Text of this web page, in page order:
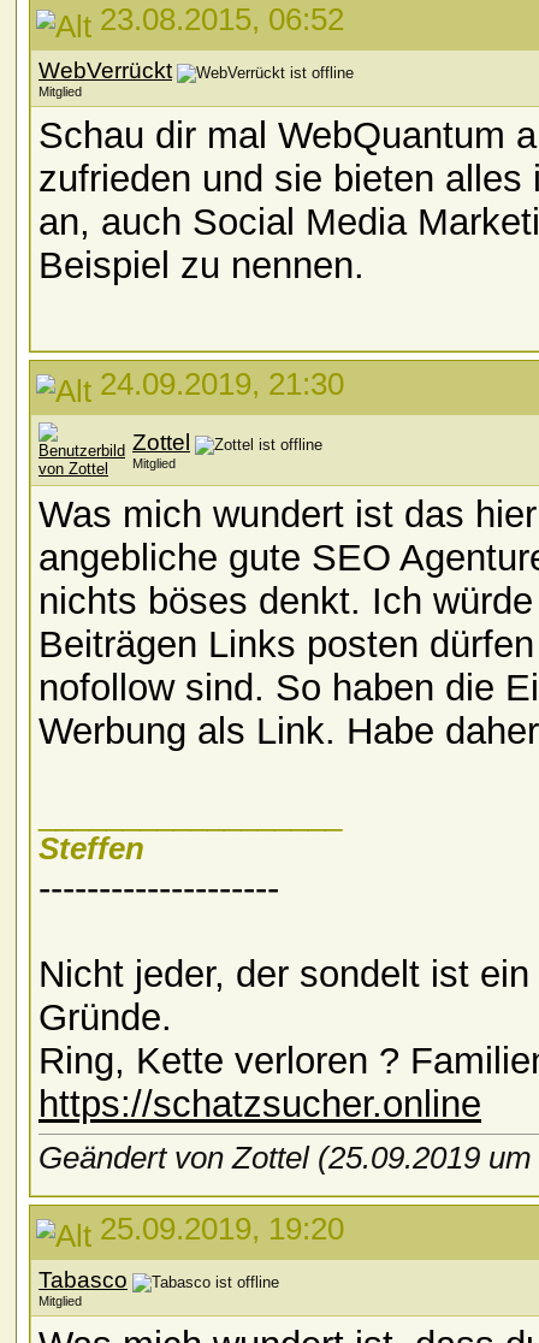
23.08.2015, 06:52
WebVerrückt
Mitglied
Schau dir mal WebQuantum
zufrieden und sie bieten
an, auch Social Media
Beispiel zu nennen.
24.09.2019, 21:30
Zottel
Mitglied
Was mich wundert ist das
angebliche gute SEO
nichts böses denkt. Ich
Beiträgen Links posten
nofollow sind. So haben die
Werbung als Link. Habe
Steffen
--------------------
Nicht jeder, der sondelt ist
Gründe.
Ring, Kette verloren ?
https://schatzsucher.online
Geändert von Zottel (25.09.2019 um
25.09.2019, 19:20
Tabasco
Mitglied